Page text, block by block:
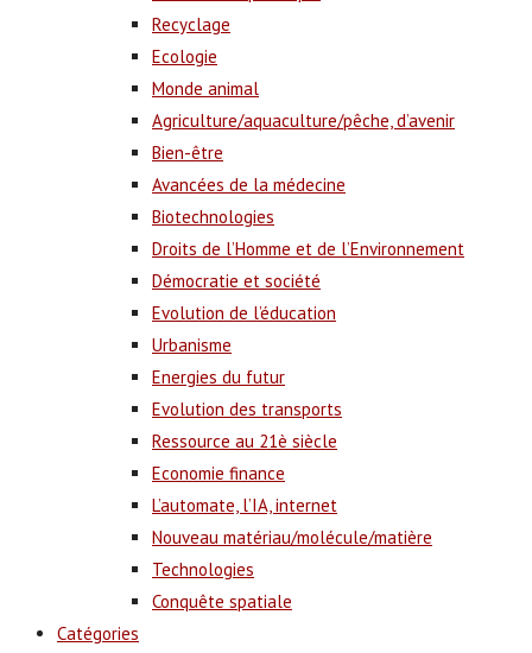
Recyclage
Ecologie
Monde animal
Agriculture/aquaculture/pêche, d’avenir
Bien-être
Avancées de la médecine
Biotechnologies
Droits de l’Homme et de l’Environnement
Démocratie et société
Evolution de l’éducation
Urbanisme
Energies du futur
Evolution des transports
Ressource au 21è siècle
Economie finance
L’automate, l’IA, internet
Nouveau matériau/molécule/matière
Technologies
Conquête spatiale
Catégories